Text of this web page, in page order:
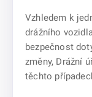
Vzhledem k
drážního
bezpečnost
změny, Drážní
těchto